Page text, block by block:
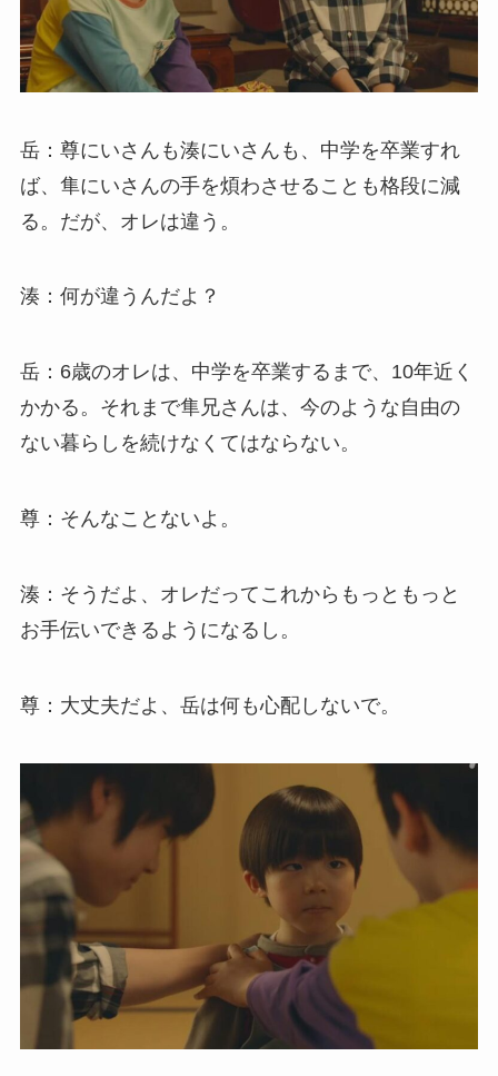
岳：尊にいさんも湊にいさんも、中学を卒業すれ
ば、隼にいさんの手を煩わさせることも格段に減
る。だが、オレは違う。
湊：何が違うんだよ？
岳：6歳のオレは、中学を卒業するまで、10年近く
かかる。それまで隼兄さんは、今のような自由の
ない暮らしを続けなくてはならない。
尊：そんなことないよ。
湊：そうだよ、オレだってこれからもっともっと
お手伝いできるようになるし。
尊：大丈夫だよ、岳は何も心配しないで。